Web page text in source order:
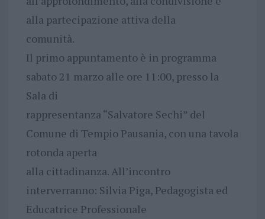
alla partecipazione attiva della
comunità.
Il primo appuntamento è in programma
sabato 21 marzo alle ore 11:00, presso la
Sala di
rappresentanza “Salvatore Sechi” del
Comune di Tempio Pausania, con una tavola
rotonda aperta
alla cittadinanza. All’incontro
interverranno: Silvia Piga, Pedagogista ed
Educatrice Professionale